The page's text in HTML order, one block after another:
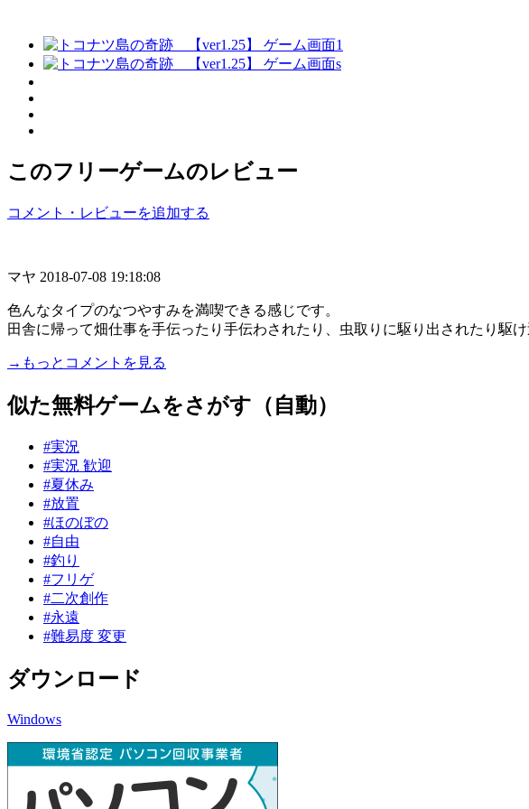
このフリーゲームのレビュー
コメント・レビューを追加する
マヤ 2018-07-08 19:18:08
色んなタイプのなつやすみを満喫できる感じです。
田舎に帰って畑仕事を手伝ったり手伝わされたり、虫取りに駆り出されたり駆
→もっとコメントを見る
似た無料ゲームをさがす（自動）
#実況
#実況 歓迎
#夏休み
#放置
#ほのぼの
#自由
#釣り
#フリゲ
#二次創作
#永遠
#難易度 変更
ダウンロード
Windows